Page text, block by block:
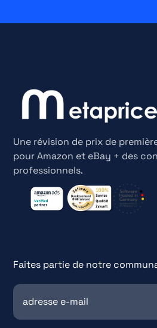
Une révision de prix de
pour Amazon et eBay + des
professionnels.
Faites partie de notre